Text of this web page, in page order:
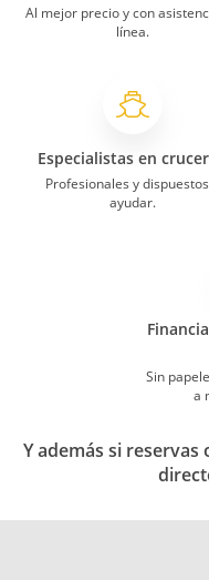
Al mejor precio y con
línea.
Especialistas en
Profesionales y
ayudar.
Sin
a
Y además si